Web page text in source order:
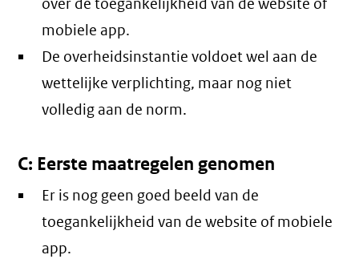
over de toegankelijkheid van de website of
mobiele app.
De overheidsinstantie voldoet wel aan de
wettelijke verplichting, maar nog niet
volledig aan de norm.
C: Eerste maatregelen genomen
Er is nog geen goed beeld van de
toegankelijkheid van de website of mobiele
app.